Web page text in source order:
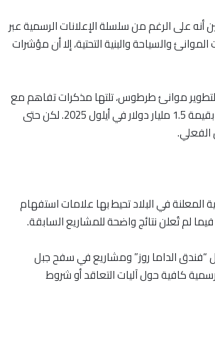
للفترة الممتدة من منتصف عام 2025 حتى مطلع 2026، تبين أنه على الرغم من سلسلة الإعلانات الرسمية عبر
والسياحة والبنية التحتية، إلا أن مؤشرات
لتطوير موانئ طرطوس، تلتها مذكرات تفاهم مع
مستثمرين عرب وأجانب لتأهيل فنادق دمشق، ثم حزمة استثمارات سياحية بقيمة 1.5 مليار دولار في أيلول 2025. لكن حتى
الفعلي.
المعلنة في البلاد تحيط بها علامات استفهام
لم تُعلن نتائج واضحة للمشاريع السابقة.
“فندق الداما روز” ومشاريع في سفح جبل
كافية حول آليات التعاقد أو شروط